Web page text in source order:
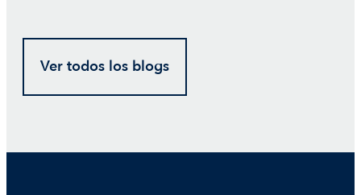
Ver todos los blogs